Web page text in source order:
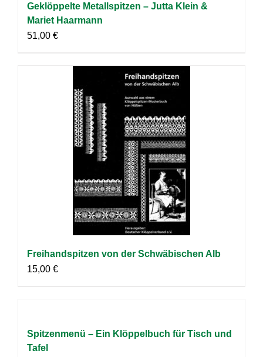
Geklöppelte Metallspitzen – Jutta Klein &
Mariet Haarmann
51,00 €
Freihandspitzen von der Schwäbischen Alb
15,00 €
Spitzenmenü – Ein Klöppelbuch für Tisch und
Tafel